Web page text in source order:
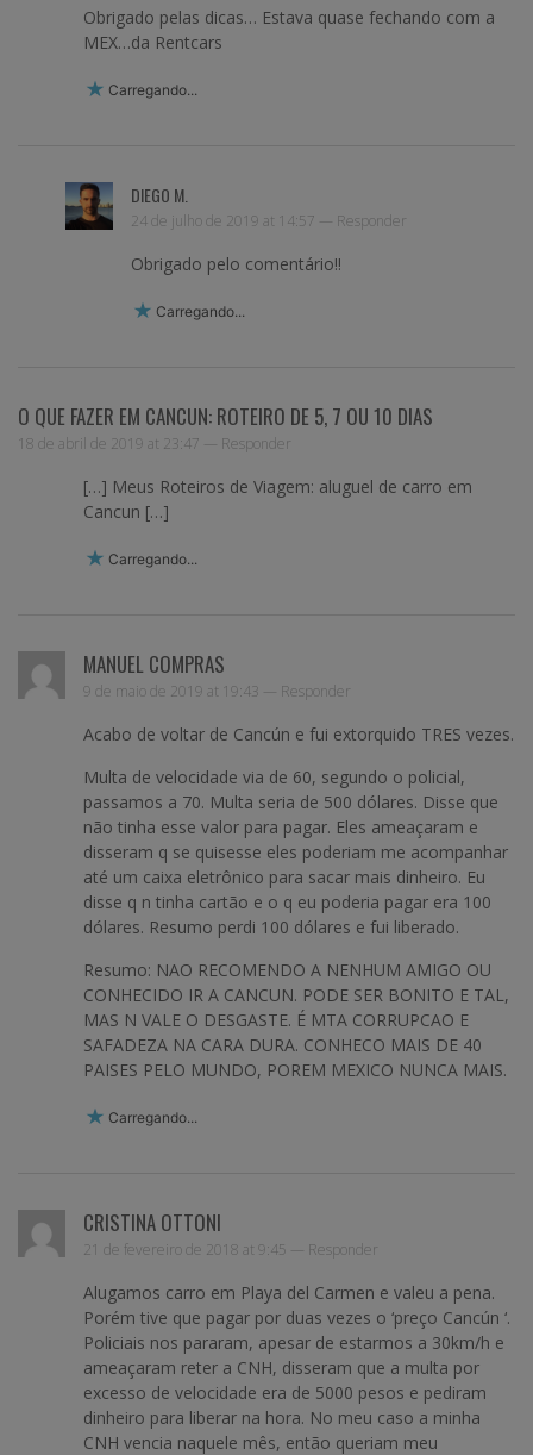
Obrigado pelas dicas… Estava quase fechando com a
MEX…da Rentcars
Carregando...
DIEGO M.
24 de julho de 2019 at 14:57 — Responder
Obrigado pelo comentário!!
Carregando...
O QUE FAZER EM CANCUN: ROTEIRO DE 5, 7 OU 10 DIAS
18 de abril de 2019 at 23:47 — Responder
[…] Meus Roteiros de Viagem: aluguel de carro em
Cancun […]
Carregando...
MANUEL COMPRAS
9 de maio de 2019 at 19:43 — Responder
Acabo de voltar de Cancún e fui extorquido TRES vezes.
Multa de velocidade via de 60, segundo o policial,
passamos a 70. Multa seria de 500 dólares. Disse que
não tinha esse valor para pagar. Eles ameaçaram e
disseram q se quisesse eles poderiam me acompanhar
até um caixa eletrônico para sacar mais dinheiro. Eu
disse q n tinha cartão e o q eu poderia pagar era 100
dólares. Resumo perdi 100 dólares e fui liberado.
Resumo: NAO RECOMENDO A NENHUM AMIGO OU
CONHECIDO IR A CANCUN. PODE SER BONITO E TAL,
MAS N VALE O DESGASTE. É MTA CORRUPCAO E
SAFADEZA NA CARA DURA. CONHECO MAIS DE 40
PAISES PELO MUNDO, POREM MEXICO NUNCA MAIS.
Carregando...
CRISTINA OTTONI
21 de fevereiro de 2018 at 9:45 — Responder
Alugamos carro em Playa del Carmen e valeu a pena.
Porém tive que pagar por duas vezes o ‘preço Cancún ‘.
Policiais nos pararam, apesar de estarmos a 30km/h e
ameaçaram reter a CNH, disseram que a multa por
excesso de velocidade era de 5000 pesos e pediram
dinheiro para liberar na hora. No meu caso a minha
CNH vencia naquele mês, então queriam meu